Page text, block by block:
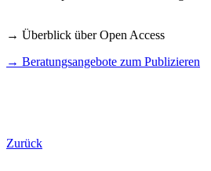
→ Überblick über Open Access
→ Beratungsangebote zum Publizieren
Zurück